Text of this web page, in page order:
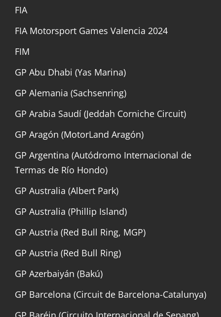
FIA
FIA Motorsport Games Valencia 2024
FIM
GP Abu Dhabi (Yas Marina)
GP Alemania (Sachsenring)
GP Arabia Saudí (Jeddah Corniche Circuit)
GP Aragón (MotorLand Aragón)
GP Argentina (Autódromo Internacional de
Termas de Río Hondo)
GP Australia (Albert Park)
GP Australia (Phillip Island)
GP Austria (Red Bull Ring, MGP)
GP Austria (Red Bull Ring)
GP Azerbaiyán (Bakú)
GP Barcelona (Circuit de Barcelona-Catalunya)